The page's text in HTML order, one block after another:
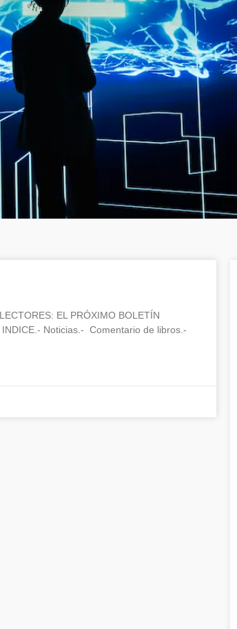
EL PRÓXIMO BOLETÍN
Noticias.- Comentario de libros.-